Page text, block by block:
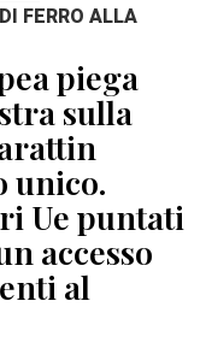
FERRO ALLA
piega
sulla
unico.
Ue puntati
accesso
al